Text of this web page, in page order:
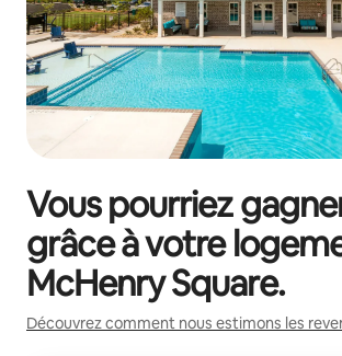
Vous pourriez
grâce à votre
McHenry Square.
Découvrez comment nous estimons les